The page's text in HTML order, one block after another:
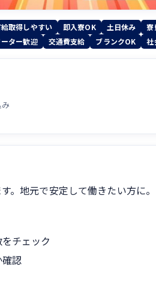
取得しやすい 即入寮OK 土日休み 寮
ター歓迎 交通費支給 ブランクOK 社
。地元で安定して働きたい方に。
チェック
認